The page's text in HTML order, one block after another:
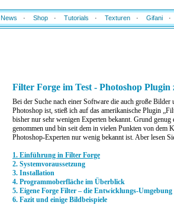
Filter Forge im Test - Photoshop Plugin
Bei der Suche nach einer Software die auch große
Photoshop ist, stieß ich auf das amerikanische Plugin
bisher nur sehr wenigen Experten bekannt. Grund
genommen und bin seit dem in vielen Punkten von dem
Photoshop-Experten nur wenig bekannt ist. Aber lesen
1. Einführung in Filter Forge
2. Systemvoraussetzung
3. Installation
4. Programmoberfläche im Überblick
5. Eigene Forge Filter – die Entwicklungs-Umgebung
6. Fazit und einige Bildbeispiele
News · Shop · Tutorials · Texturen · Gifani ·